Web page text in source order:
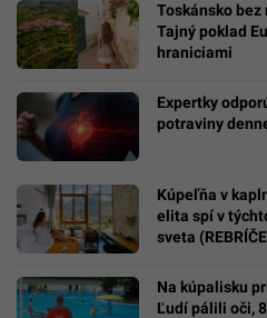
Toskánsko bez
Tajný poklad
hraniciami
Expertky
potraviny
Kúpeľňa v
elita spí v
sveta
Na kúpalisku
Ľudí pálili oči,